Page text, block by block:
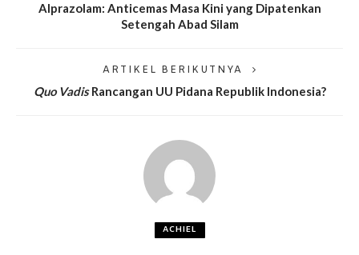
Alprazolam: Anticemas Masa Kini yang Dipatenkan
Setengah Abad Silam
ARTIKEL BERIKUTNYA
Quo VadisRancangan UU Pidana Republik Indonesia?
ACHIEL